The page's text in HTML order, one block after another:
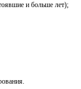
и больше лет);